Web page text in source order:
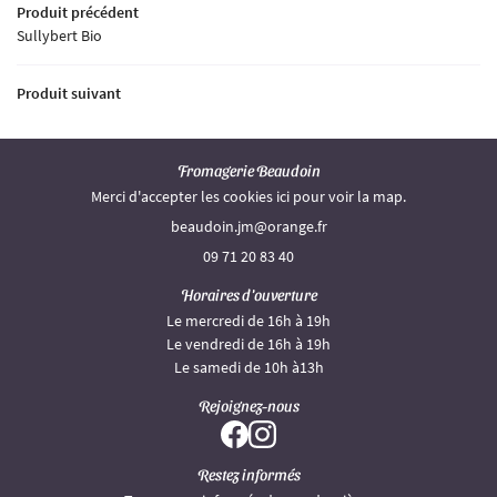
ACTUALITÉS
Produit précédent
Sullybert Bio
Produit suivant
Fromagerie Beaudoin
Merci d'accepter les cookies ici pour voir la map.
09 71 20 83 40
Horaires d'ouverture
Le mercredi de 16h à 19h
Le vendredi de 16h à 19h
Le samedi de 10h à13h
Rejoignez-nous
Restez informés